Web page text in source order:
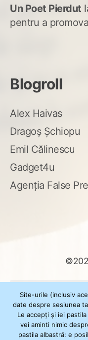
Un Poet Pierdut
pentru a
Blogroll
Alex Haivas
Dragoș Șchiopu
Emil Călinescu
Gadget4u
Agenția False
după:
Site-urile (inclusiv
date despre sesiunea
Le accepți și iei
vei aminti nimic
pastila albastră: e